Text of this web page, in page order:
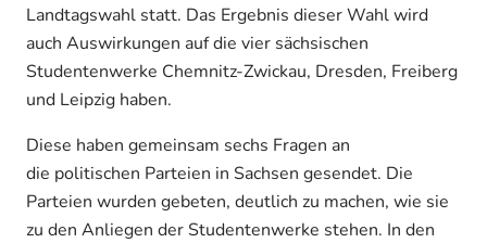
Landtagswahl statt. Das Ergebnis dieser Wahl wird
auch Auswirkungen auf die vier sächsischen
Studentenwerke Chemnitz-Zwickau, Dresden, Freiberg
und Leipzig haben.
Diese haben gemeinsam sechs Fragen an
die politischen Parteien in Sachsen gesendet. Die
Parteien wurden gebeten, deutlich zu machen, wie sie
zu den Anliegen der Studentenwerke stehen. In den